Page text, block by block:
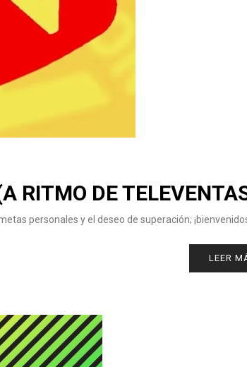
RITMO DE
personales y el deseo de superación;
LEER